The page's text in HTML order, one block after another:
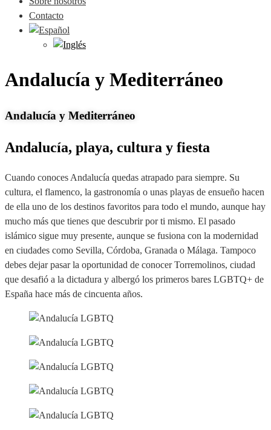
Contacto
Andalucía y Mediterráneo
Andalucía y Mediterráneo
Andalucía, playa, cultura y fiesta
Cuando conoces Andalucía quedas atrapado para siempre. Su
cultura, el flamenco, la gastronomía o unas playas de ensueño hacen
de ella uno de los destinos favoritos para todo el mundo, aunque hay
mucho más que tienes que descubrir por ti mismo. El pasado
islámico sigue muy presente, aunque se fusiona con la modernidad
en ciudades como Sevilla, Córdoba, Granada o Málaga. Tampoco
debes dejar pasar la oportunidad de conocer Torremolinos, ciudad
que desafió a la dictadura y albergó los primeros bares LGBTQ+ de
España hace más de cincuenta años.